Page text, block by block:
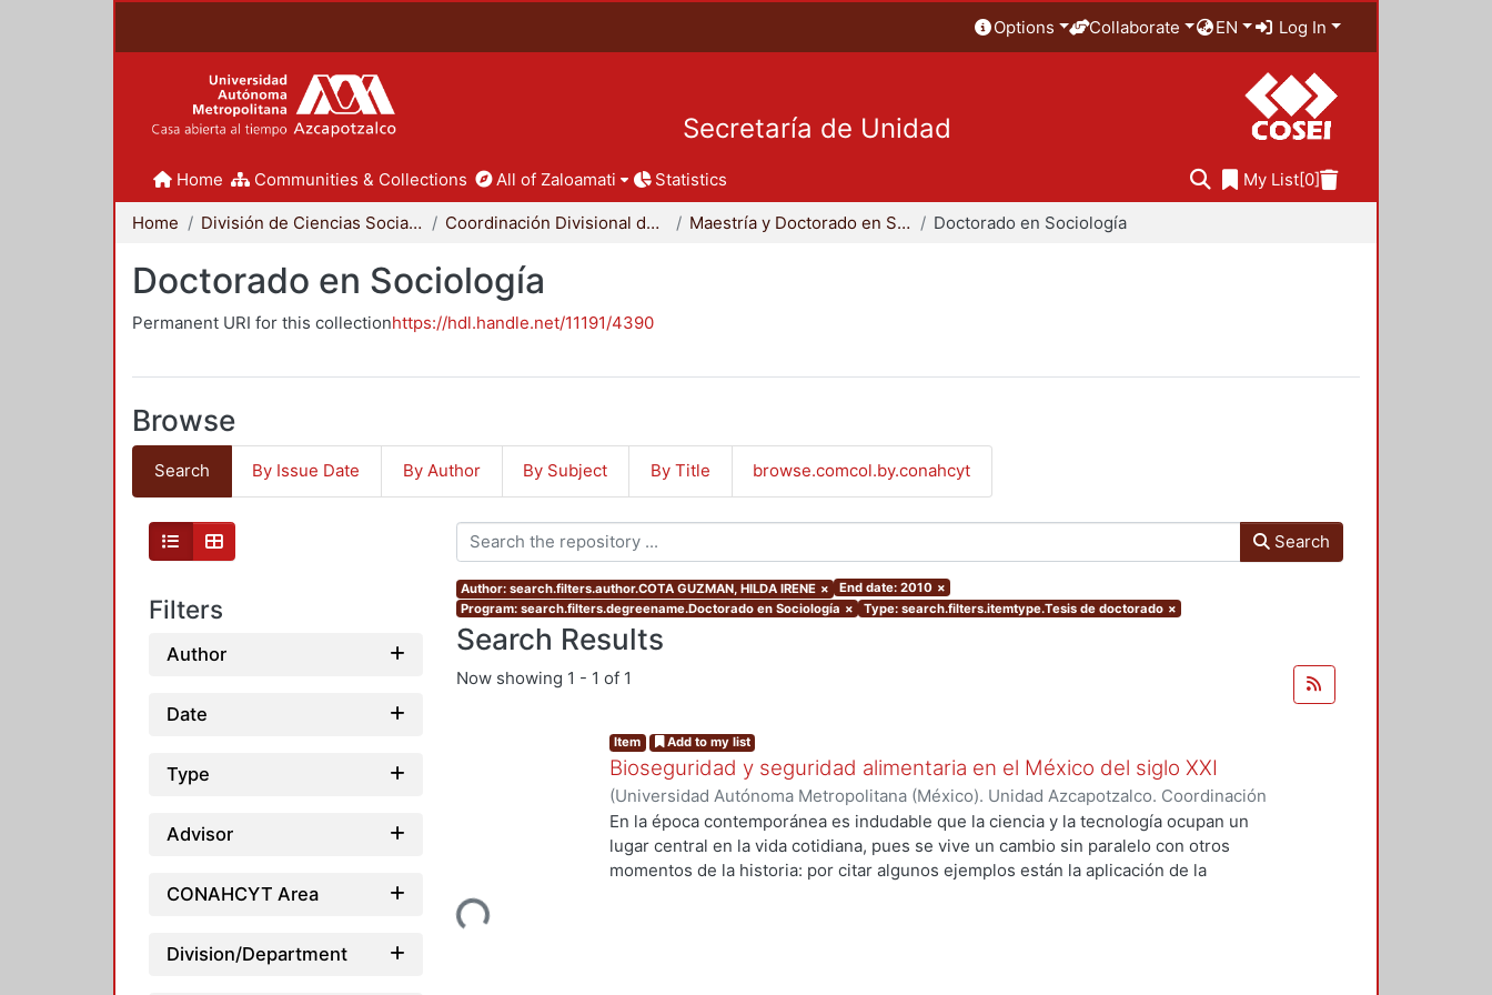
Options Collaborate EN Log In
Secretaría de Unidad
Home Communities & Collections All of Zaloamati Statistics My List[0]
Home División de Ciencias Sociales y Humanidades Coordinación Divisional de Posgrado Maestría y Doctorado en Sociología Doctorado en Sociología
Doctorado en Sociología
Permanent URI for this collectionhttps://hdl.handle.net/11191/4390
Browse
Search By Issue Date By Author By Subject By Title browse.comcol.by.conahcyt
Filters
Author
Date
Type
Advisor
CONAHCYT Area
Division/Department
Search
Author: search.filters.author.COTA GUZMAN, HILDA IRENE × End date: 2010 ×
Program: search.filters.degreename.Doctorado en Sociología × Type: search.filters.itemtype.Tesis de doctorado ×
Search Results
Now showing 1 - 1 of 1
Loading...
Item Add to my list
Bioseguridad y seguridad alimentaria en el México del siglo XXI
(Universidad Autónoma Metropolitana (México). Unidad Azcapotzalco. Coordinación
de Servicios de Información.,2010-11-12)COTA GUZMAN, HILDA IRENE
En la época contemporánea es indudable que la ciencia y la tecnología ocupan un
lugar central en la vida cotidiana, pues se vive un cambio sin paralelo con otros
momentos de la historia: por citar algunos ejemplos están la aplicación de la